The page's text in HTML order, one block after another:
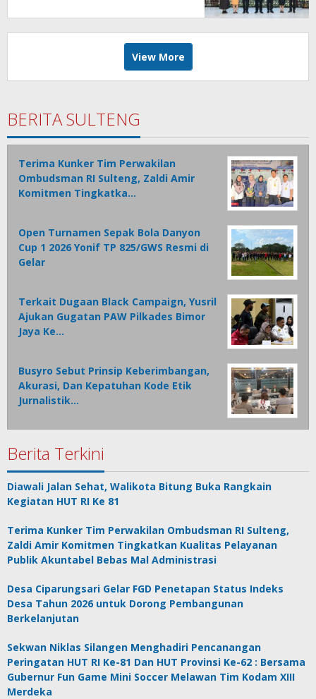
View More
BERITA SULTENG
Terima Kunker Tim Perwakilan
Ombudsman RI Sulteng, Zaldi Amir
Komitmen Tingkatka…
Open Turnamen Sepak Bola Danyon
Cup 1 2026 Yonif TP 825/GWS Resmi di
Gelar
Terkait Dugaan Black Campaign, Yusril
Ajukan Gugatan PAW Pilkades Bimor
Jaya Ke…
Busyro Sebut Prinsip Keberimbangan,
Akurasi, Dan Kepatuhan Kode Etik
Jurnalistik…
Berita Terkini
Diawali Jalan Sehat, Walikota Bitung Buka Rangkain
Kegiatan HUT RI Ke 81
Terima Kunker Tim Perwakilan Ombudsman RI Sulteng,
Zaldi Amir Komitmen Tingkatkan Kualitas Pelayanan
Publik Akuntabel Bebas Mal Administrasi
Desa Ciparungsari Gelar FGD Penetapan Status Indeks
Desa Tahun 2026 untuk Dorong Pembangunan
Berkelanjutan
Sekwan Niklas Silangen Menghadiri Pencanangan
Peringatan HUT RI Ke-81 Dan HUT Provinsi Ke-62 : Bersama
Gubernur Fun Game Mini Soccer Melawan Tim Kodam XIII
Merdeka